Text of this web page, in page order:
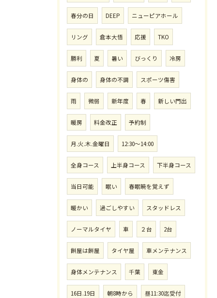
春分の日 DEEP ニューピアホール
リング 倉本大悟 応援 TKO
勝利 夏 暑い びっくり 冷房
身体の 身体の不調 スポーツ傷害
雨 微弱 新年度 春 新しい門出
暖房 料金改正 予約制
月.火.木.金曜日 12:30〜14:00
全身コース 上半身コース 下半身コース
当日可能 眠い 春眠暁を覚えず
暖かい 過ごしやすい スタッドレス
ノーマルタイヤ 車 ２台 2台
餅屋は餅屋 タイヤ屋 車メンテナンス
身体メンテナンス 千葉 東金
16日.19日 朝8時から 昼11:30迄受付